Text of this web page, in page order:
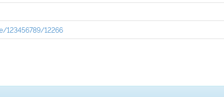
123456789/12266